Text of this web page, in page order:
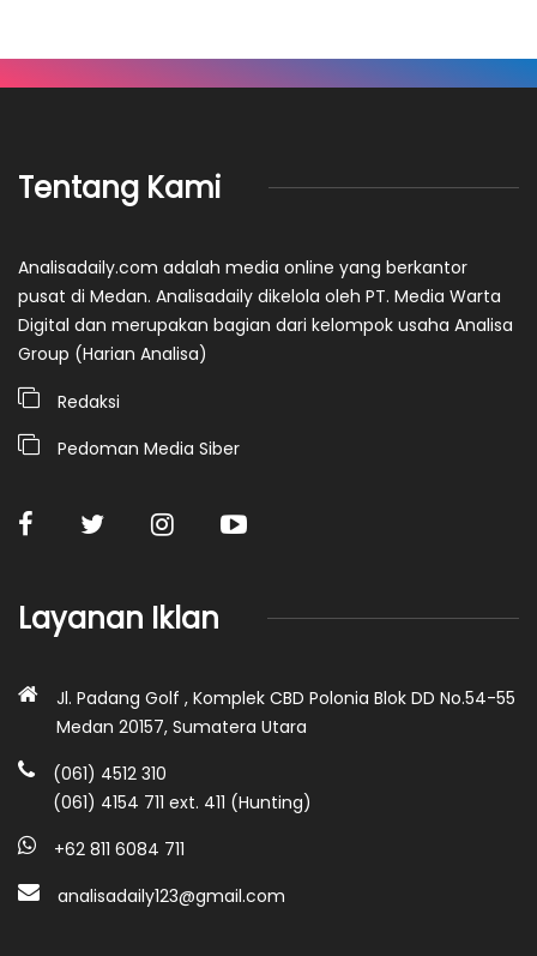
Tentang Kami
Analisadaily.com adalah media online yang berkantor
pusat di Medan. Analisadaily dikelola oleh PT. Media Warta
Digital dan merupakan bagian dari kelompok usaha Analisa
Group (Harian Analisa)
Redaksi
Pedoman Media Siber
Layanan Iklan
Jl. Padang Golf , Komplek CBD Polonia Blok DD No.54-55
Medan 20157, Sumatera Utara
(061) 4512 310
(061) 4154 711 ext. 411 (Hunting)
+62 811 6084 711
analisadaily123@gmail.com